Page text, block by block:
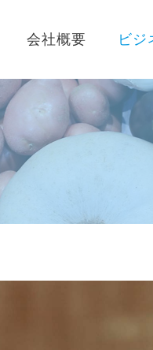
会社概要 ビジ